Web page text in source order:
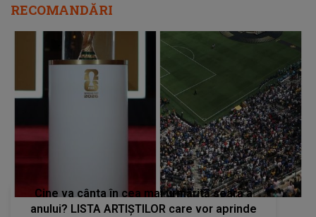
RECOMANDĂRI
Cine va cânta în cea mai urmărită seară a
anului? LISTA ARTIȘTILOR care vor aprinde